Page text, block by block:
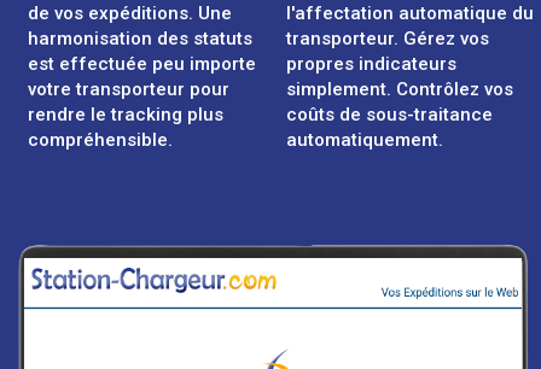
de vos expéditions. Une
harmonisation des statuts
est effectuée peu importe
votre transporteur pour
rendre le tracking plus
compréhensible.
l'affectation automatique du
transporteur. Gérez vos
propres indicateurs
simplement. Contrôlez vos
coûts de sous-traitance
automatiquement.